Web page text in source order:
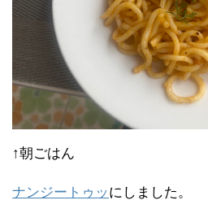
↑朝ごはん
ナンジートゥッ にしました。